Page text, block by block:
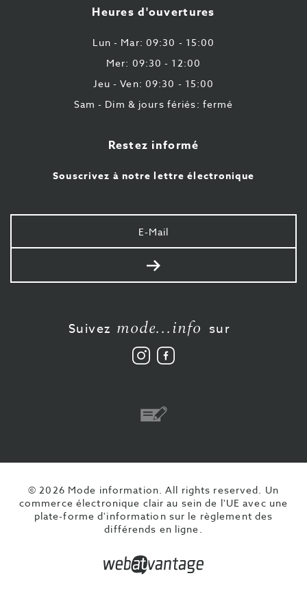
43
87
Heures d'ouvertures
Lun - Mar: 09:30 - 15:00
Mer: 09:30 - 12:00
Jeu - Ven: 09:30 - 15:00
Sam - Dim & jours fériés: fermé
Restez informé
Souscrivez à notre lettre électronique
Votre
e-
mail
Envoyer
Suivez mode...info sur
Suivez
nous
Aimez-
nous
Virement
© 2026 Mode information. All rights reserved. Un
commerce électronique clair au sein de l'UE avec une
plate-forme d'information sur le règlement des
différends en ligne.